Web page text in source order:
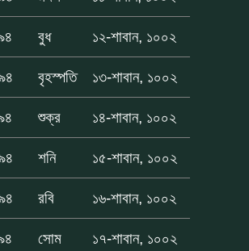
বুধ ১২-শাবান, ১০০২
বৃহস্পতি ১৩-শাবান, ১০০২
শুক্র ১৪-শাবান, ১০০২
শনি ১৫-শাবান, ১০০২
রবি ১৬-শাবান, ১০০২
সোম ১৭-শাবান, ১০০২